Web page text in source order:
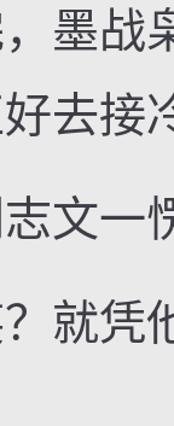
战枭
去接
一
凭